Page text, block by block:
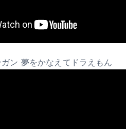
ン 夢をかなえてドラえもん